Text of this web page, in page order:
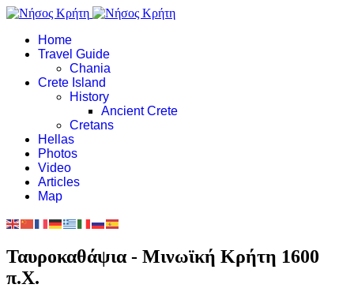
Home
Travel Guide
Chania
Crete Island
History
Ancient Crete
Cretans
Hellas
Photos
Video
Articles
Map
Ταυροκαθάψια - Μινωϊκή Κρήτη 1600
π.Χ.